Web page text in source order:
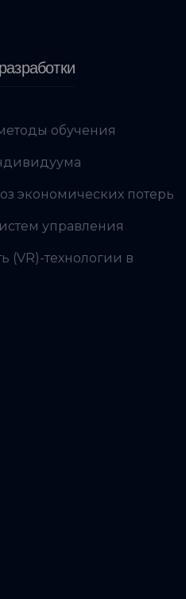
обучения
экономических потерь
управления
(VR)-технологии в